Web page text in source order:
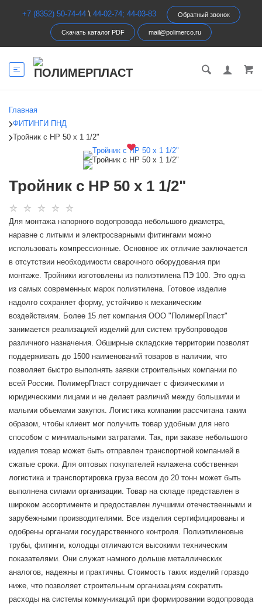
+7 (8352) 50-74-44\ 44-02-74; 44-03-83 Обратный звонок
Скачать каталог PDF mail@polimerco.ru
Главная
ФИТИНГИ ПНД
Тройник с НР 50 х 1 1/2"
Тройник с НР 50 х 1 1/2"
Для монтажа напорного водопровода небольшого диаметра,
наравне с литыми и электросварными фитингами можно
использовать компрессионные. Основное их отличие заключается
в отсутствии необходимости сварочного оборудования при
монтаже. Тройники изготовлены из полиэтилена ПЭ 100. Это одна
из самых современных марок полиэтилена. Готовое изделие
надолго сохраняет форму, устойчиво к механическим
воздействиям. Более 15 лет компания ООО "ПолимерПласт"
занимается реализацией изделий для систем трубопроводов
различного назначения. Обширные складские территории позволят
поддерживать до 1500 наименований товаров в наличии, что
позволяет быстро выполнять заявки строительных компании по
всей России. ПолимерПласт сотрудничает с физическими и
юридическими лицами и не делает различий между большими и
малыми объемами закупок. Логистика компании рассчитана таким
образом, чтобы клиент мог получить товар удобным для него
способом с минимальными затратами. Так, при заказе небольшого
изделия товар может быть отправлен транспортной компанией в
сжатые сроки. Для оптовых покупателей налажена собственная
логистика и транспортировка груза весом до 20 тонн может быть
выполнена силами организации. Товар на складе представлен в
широком ассортименте и предоставлен лучшими отечественными и
зарубежными производителями. Все изделия сертифицированы и
одобрены органами государственного контроля. Полиэтиленовые
трубы, фитинги, колодцы отличаются высокими техническим
показателями. Они служат намного дольше металлических
аналогов, надежны и практичны. Стоимость таких изделий гораздо
ниже, что позволяет строительным организациям сократить
расходы на системы коммуникаций при формировании водопровода